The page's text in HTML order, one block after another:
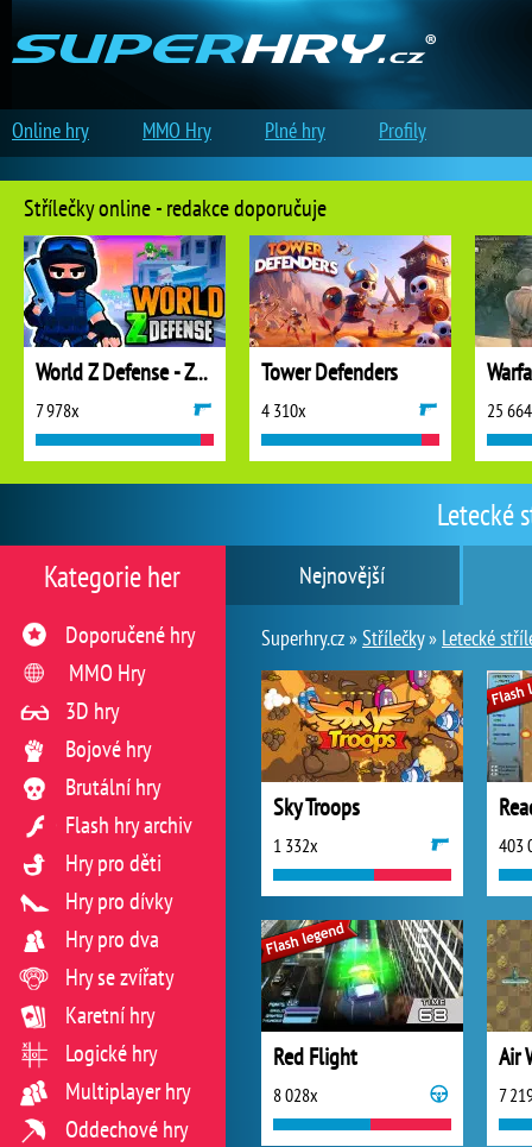
Letecké
Nejnovější
Superhry.cz »Střílečky» Letecké
Sky Troops
1 332x 403
Red Flight
8 028x
Air
7
Kategorie her
Doporučené hry
MMO Hry
3D hry
Bojové hry
Brutální hry
Flash hry archiv
Hry pro děti
Hry pro dívky
Hry pro dva
Hry se zvířaty
Karetní hry
Logické hry
Multiplayer hry
Oddechové hry
Střílečky online - redakce doporučuje
World Z Defense - Zombie Defense
7 978x
Tower Defenders
4 310x 25
Online hry MMO Hry Plné hry Profily